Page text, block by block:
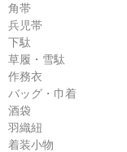
角帯
兵児帯
下駄
草履・雪駄
作務衣
バッグ・巾着
酒袋
羽織紐
着装小物